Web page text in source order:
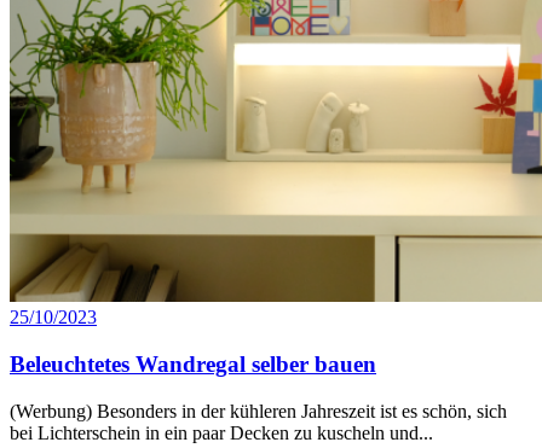
25/10/2023
Beleuchtetes Wandregal selber bauen
(Werbung) Besonders in der kühleren Jahreszeit ist es schön, sich
bei Lichterschein in ein paar Decken zu kuscheln und...